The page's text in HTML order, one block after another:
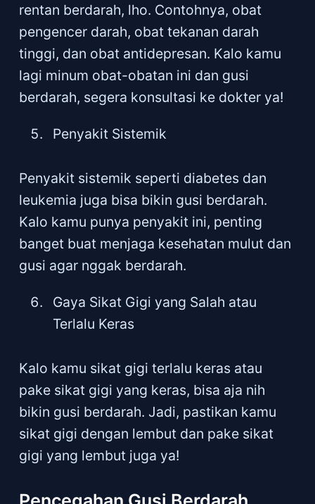
rentan berdarah, lho. Contohnya, obat
pengencer darah, obat tekanan darah
tinggi, dan obat antidepresan. Kalo kamu
lagi minum obat-obatan ini dan gusi
berdarah, segera konsultasi ke dokter ya!
Penyakit Sistemik
Penyakit sistemik seperti diabetes dan
leukemia juga bisa bikin gusi berdarah.
Kalo kamu punya penyakit ini, penting
banget buat menjaga kesehatan mulut dan
gusi agar nggak berdarah.
Gaya Sikat Gigi yang Salah atau
Terlalu Keras
Kalo kamu sikat gigi terlalu keras atau
pake sikat gigi yang keras, bisa aja nih
bikin gusi berdarah. Jadi, pastikan kamu
sikat gigi dengan lembut dan pake sikat
gigi yang lembut juga ya!